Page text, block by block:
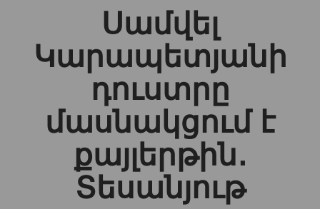
Սամվել
Կարապետյանի
դուստրը
մասնակցում է
քայլերթին․
Տեսանյութ